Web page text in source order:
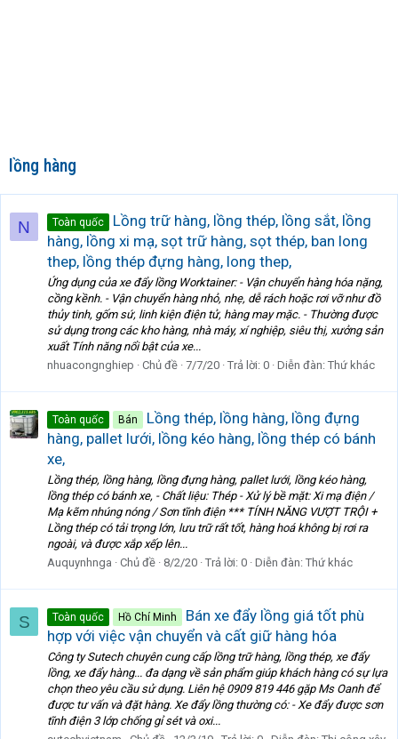
lồng hàng
N Toàn quốc
Lồng trữ hàng, lồng thép, lồng sắt, lồng
hàng, lồng xi mạ, sọt trữ hàng, sọt thép, ban long
thep, lồng thép đựng hàng, long thep,
Ứng dụng của xe đẩy lồng Worktainer: - Vận chuyển hàng hóa nặng,
cồng kềnh. - Vận chuyển hàng nhỏ, nhẹ, dễ rách hoặc rơi vỡ như đồ
thủy tinh, gốm sứ, linh kiện điện tử, hàng may mặc. - Thường được
sử dụng trong các kho hàng, nhà máy, xí nghiệp, siêu thị, xưởng sản
xuất Tính năng nổi bật của xe...
nhuacongnghiep
Chủ đề 7/7/20 Trả lời: 0 Diễn đàn: Thứ khác
Toàn quốc Bán
Lồng thép, lồng hàng, lồng đựng
hàng, pallet lưới, lồng kéo hàng, lồng thép có bánh
xe,
Lồng thép, lồng hàng, lồng đựng hàng, pallet lưới, lồng kéo hàng,
lồng thép có bánh xe, - Chất liệu: Thép - Xử lý bề mặt: Xi mạ điện /
Mạ kẽm nhúng nóng / Sơn tĩnh điện *** TÍNH NĂNG VƯỢT TRỘI +
Lồng thép có tải trọng lớn, lưu trữ rất tốt, hàng hoá không bị rơi ra
ngoài, và được xắp xếp lên...
Auquynhnga
Chủ đề 8/2/20 Trả lời: 0 Diễn đàn: Thứ khác
S Toàn quốc Hồ Chí Minh
Bán xe đẩy lồng giá tốt phù
hợp với việc vận chuyển và cất giữ hàng hóa
Công ty Sutech chuyên cung cấp lồng trữ hàng, lồng thép, xe đẩy
lồng, xe đẩy hàng... đa dạng về sản phẩm giúp khách hàng có sự lựa
chọn theo yêu cầu sử dụng. Liên hệ 0909 819 446 gặp Ms Oanh để
được tư vấn và đặt hàng. Xe đẩy lồng thường có: - Xe đẩy được sơn
tĩnh điện 3 lớp chống gỉ sét và oxi...